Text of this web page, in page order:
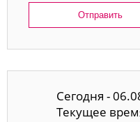
Отправить
Сегодня -
Текущее